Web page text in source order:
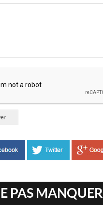
PAS MANQUER